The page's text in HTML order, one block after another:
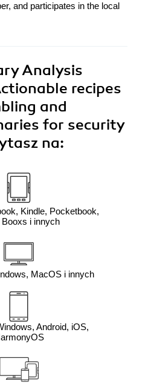
and participates in the local
Analysis
recipes
and
for security
na:
Kindle, Pocketbook,
i innych
MacOS i innych
Android, iOS,